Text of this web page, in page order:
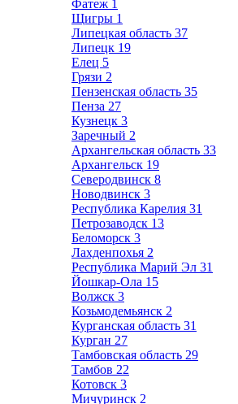
Фатеж 1
Щигры 1
Липецкая область 37
Липецк 19
Елец 5
Грязи 2
Пензенская область 35
Пенза 27
Кузнецк 3
Заречный 2
Архангельская область 33
Архангельск 19
Северодвинск 8
Новодвинск 3
Республика Карелия 31
Петрозаводск 13
Беломорск 3
Лахденпохья 2
Республика Марий Эл 31
Йошкар-Ола 15
Волжск 3
Козьмодемьянск 2
Курганская область 31
Курган 27
Тамбовская область 29
Тамбов 22
Котовск 3
Мичуринск 2